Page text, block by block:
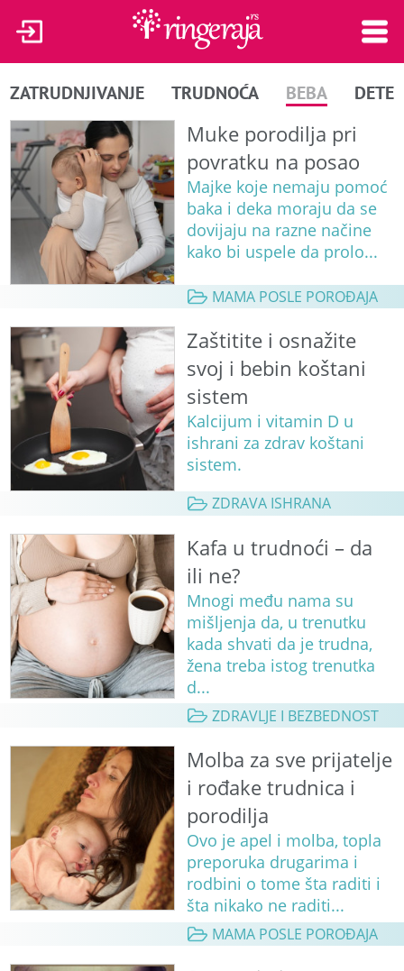
ZATRUDNJIVANJE TRUDNOĆA BEBA DETE
Muke porodilja pri
povratku na posao
Majke koje nemaju pomoć
baka i deka moraju da se
dovijaju na razne načine
kako bi uspele da prolo...
MAMA POSLE POROĐAJA
Zaštitite i osnažite
svoj i bebin koštani
sistem
Kalcijum i vitamin D u
ishrani za zdrav koštani
sistem.
ZDRAVA ISHRANA
Kafa u trudnoći – da
ili ne?
Mnogi među nama su
mišljenja da, u trenutku
kada shvati da je trudna,
žena treba istog trenutka
d...
ZDRAVLJE I BEZBEDNOST
Molba za sve prijatelje
i rođake trudnica i
porodilja
Ovo je apel i molba, topla
preporuka drugarima i
rodbini o tome šta raditi i
šta nikako ne raditi...
MAMA POSLE POROĐAJA